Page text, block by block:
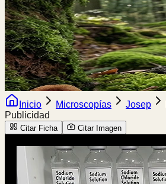
Inicio Microscopías Josep
Publicidad
Citar Ficha Citar Imagen